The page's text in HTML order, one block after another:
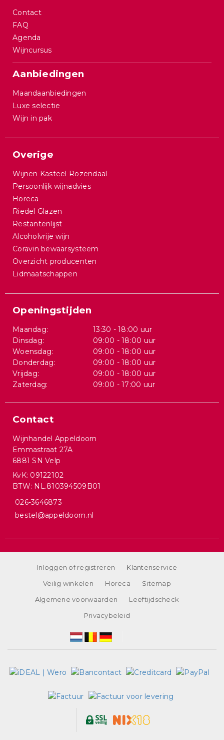
Contact
FAQ
Agenda
Wijncursus
Aanbiedingen
Maandaanbiedingen
Luxe selectie
Wijn in pak
Overige
Wijnen Kasteel Rozendaal
Persoonlijk wijnadvies
Horeca
Riedel Glazen
Restantenlijst
Alcoholvrije wijn
Coravin bewaarsysteem
Overzicht producenten
Lidmaatschappen
Openingstijden
Maandag:
13:30 - 18:00 uur
Dinsdag:
09:00 - 18:00 uur
Woensdag:
09:00 - 18:00 uur
Donderdag:
09:00 - 18:00 uur
Vrijdag:
09:00 - 18:00 uur
Zaterdag:
09:00 - 17:00 uur
Contact
Wijnhandel Appeldoorn
Emmastraat 27A
6881 SN Velp
KvK: 09122102
BTW: NL.810394509B01
026-3646873
bestel@appeldoorn.nl
Inloggen of registreren
Klantenservice
Veilig winkelen
Horeca
Sitemap
Algemene voorwaarden
Leeftijdscheck
Privacybeleid